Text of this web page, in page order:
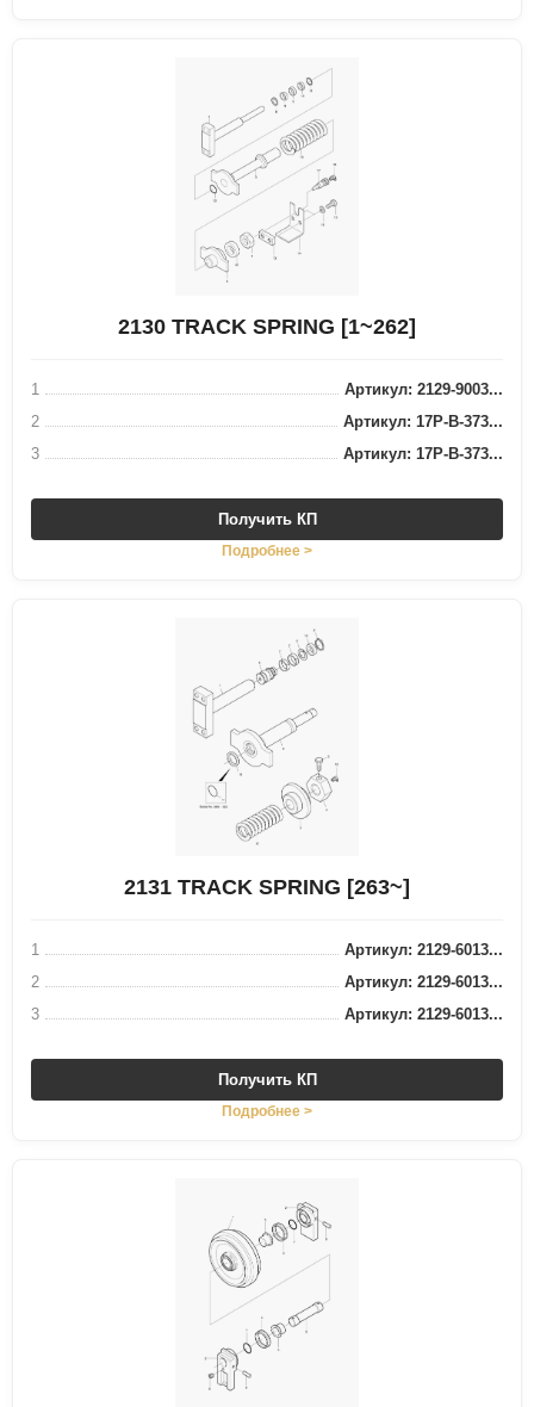
2130 TRACK SPRING [1~262]
1
Артикул: 2129-9003...
2
Артикул: 17P-B-373...
3
Артикул: 17P-B-373...
Получить КП
Подробнее >
2131 TRACK SPRING [263~]
1
Артикул: 2129-6013...
2
Артикул: 2129-6013...
3
Артикул: 2129-6013...
Получить КП
Подробнее >